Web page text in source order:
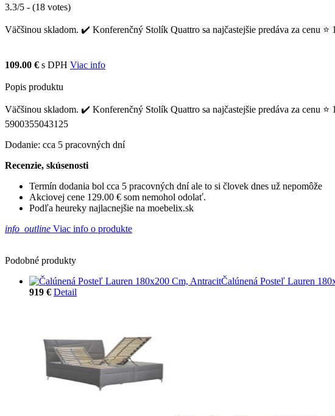
3.3/5 - (18 votes)
Väčšinou skladom. ✔️ Konferenčný Stolík Quattro sa najčastejšie predáva za cenu
109.00 € s DPH Viac info
Popis produktu
Väčšinou skladom. ✔️ Konferenčný Stolík Quattro sa najčastejšie predáva za cenu
5900355043125
Dodanie: cca 5 pracovných dní
Recenzie, skúsenosti
Termín dodania bol cca 5 pracovných dní ale to si človek dnes už nepomôže
Akciovej cene 129.00 € som nemohol odolať.
Podľa heureky najlacnejšie na moebelix.sk
info_outline Viac info o produkte
Podobné produkty
Čalúnená Posteľ Lauren
919 € Detail